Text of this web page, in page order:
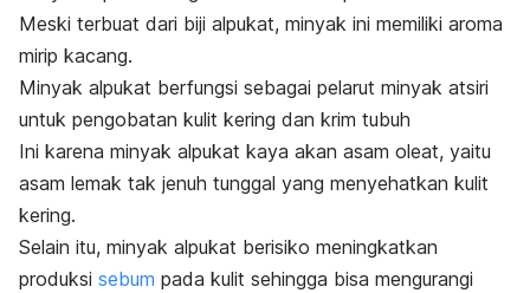
Meski terbuat dari biji alpukat, minyak ini memiliki aroma
mirip kacang.
Minyak alpukat berfungsi sebagai pelarut minyak atsiri
untuk pengobatan kulit kering dan krim tubuh
Ini karena minyak alpukat kaya akan asam oleat, yaitu
asam lemak tak jenuh tunggal yang menyehatkan kulit
kering.
Selain itu, minyak alpukat berisiko meningkatkan
produksi sebum pada kulit sehingga bisa mengurangi